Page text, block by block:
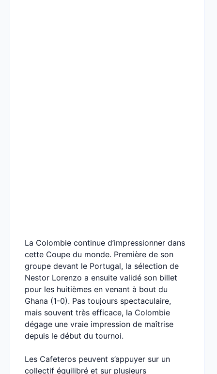
La Colombie continue d’impressionner dans
cette Coupe du monde. Première de son
groupe devant le Portugal, la sélection de
Nestor Lorenzo a ensuite validé son billet
pour les huitièmes en venant à bout du
Ghana (1-0). Pas toujours spectaculaire,
mais souvent très efficace, la Colombie
dégage une vraie impression de maîtrise
depuis le début du tournoi.
Les Cafeteros peuvent s’appuyer sur un
collectif équilibré et sur plusieurs